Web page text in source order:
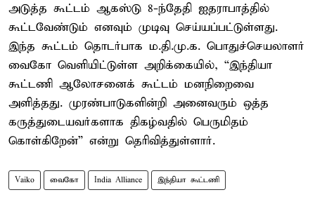
அடுத்த கூட்டம் ஆகஸ்டு 8-ந்தேதி ஐதராபாத்தில்
கூட்டவேண்டும் எனவும் முடிவு செய்யப்பட்டுள்ளது.
இந்த கூட்டம் தொடர்பாக ம.தி.மு.க. பொதுச்செயலாளர்
வைகோ வெளியிட்டுள்ள அறிக்கையில், “இந்தியா
கூட்டணி ஆலோசனைக் கூட்டம் மனநிறைவை
அளித்தது. முரண்பாடுகளின்றி அனைவரும் ஒத்த
கருத்துடையவர்களாக திகழ்வதில் பெருமிதம்
கொள்கிறேன்” என்று தெரிவித்துள்ளார்.
Vaiko வைகோ India Alliance இந்தியா கூட்டணி